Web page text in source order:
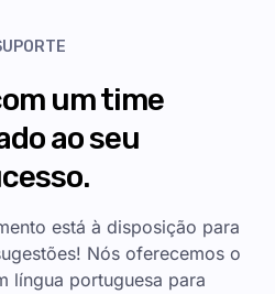
um time
ao seu
está à disposição para
Nós oferecemos o
língua portuguesa para